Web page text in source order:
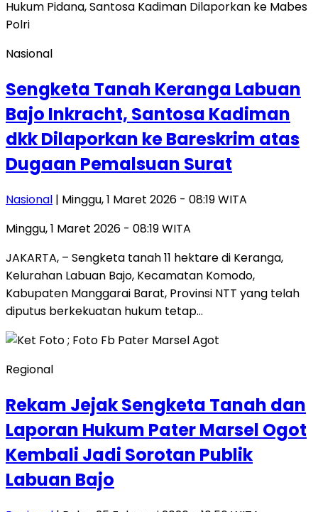
Nasional
Sengketa Tanah Keranga Labuan
Bajo Inkracht, Santosa Kadiman
dkk Dilaporkan ke Bareskrim atas
Dugaan Pemalsuan Surat
Nasional | Minggu, 1 Maret 2026 - 08:19 WITA
Minggu, 1 Maret 2026 - 08:19 WITA
JAKARTA, – Sengketa tanah 11 hektare di Keranga,
Kelurahan Labuan Bajo, Kecamatan Komodo,
Kabupaten Manggarai Barat, Provinsi NTT yang telah
diputus berkekuatan hukum tetap…
Regional
Rekam Jejak Sengketa Tanah dan
Laporan Hukum Pater Marsel Ogot
Kembali Jadi Sorotan Publik
Labuan Bajo